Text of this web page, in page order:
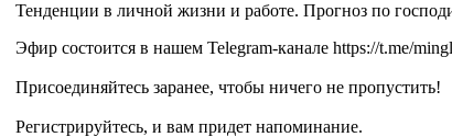
Тенденции в личной жизни и работе. Прогноз по
Эфир состоится в нашем Telegram-канале https://t.me/
Присоединяйтесь заранее, чтобы ничего не пропустить!
Регистрируйтесь, и вам придет напоминание.